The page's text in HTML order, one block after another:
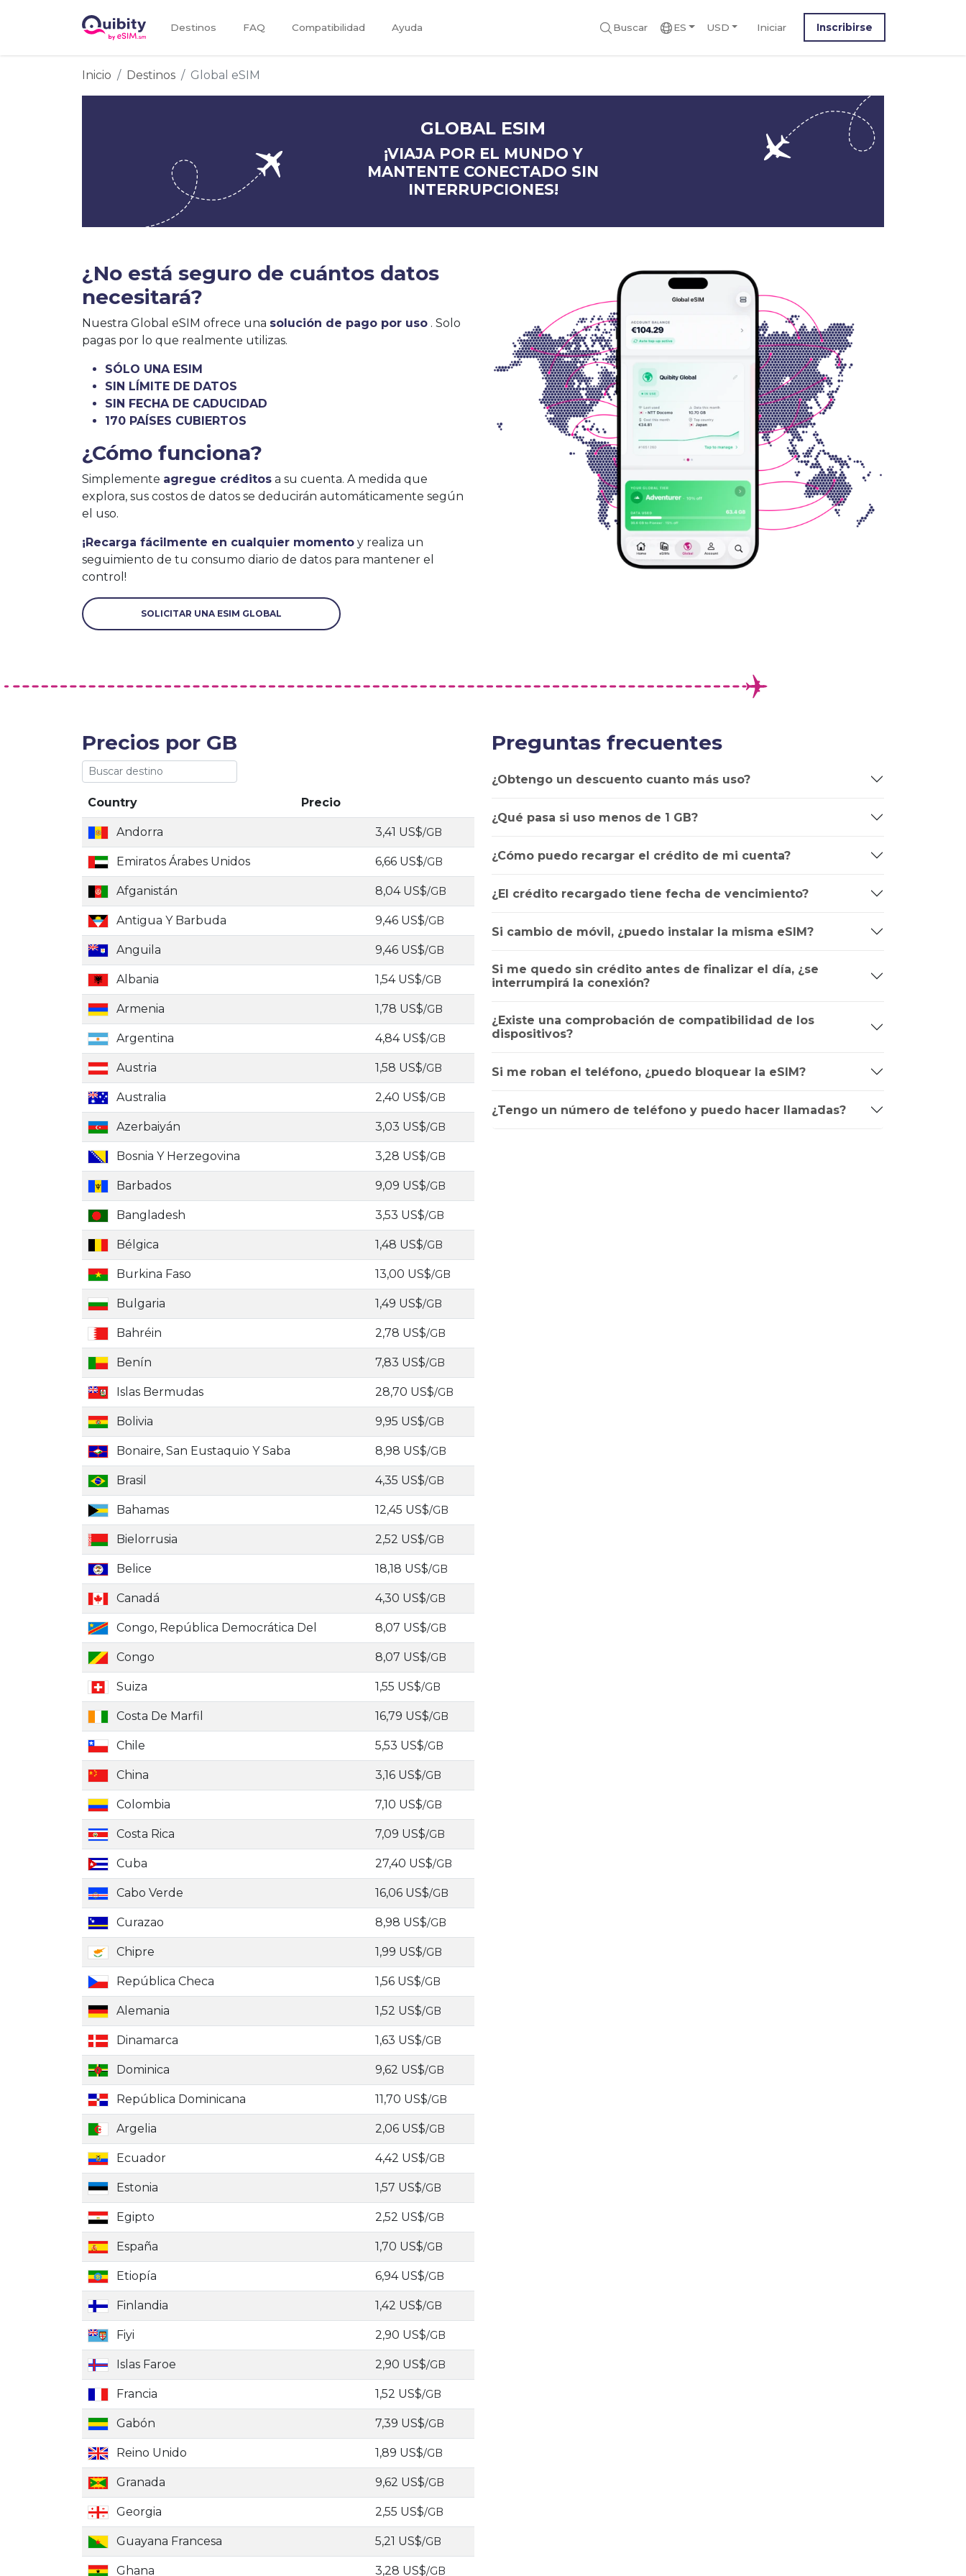
Destinos FAQ Compatibilidad Ayuda Buscar ES USD Iniciar Inscribirse
Inicio Destinos Global eSIM
GLOBAL ESIM
¡VIAJA POR EL MUNDO Y
MANTENTE CONECTADO SIN
INTERRUPCIONES!
¿No está seguro de cuántos datos
necesitará?
Nuestra Global eSIM ofrece una solución de pago por uso . Solo
pagas por lo que realmente utilizas.
SÓLO UNA ESIM
SIN LÍMITE DE DATOS
SIN FECHA DE CADUCIDAD
170 PAÍSES CUBIERTOS
¿Cómo funciona?
Simplemente agregue créditos a su cuenta. A medida que
explora, sus costos de datos se deducirán automáticamente según
el uso.
¡Recarga fácilmente en cualquier momento y realiza un
seguimiento de tu consumo diario de datos para mantener el
control!
SOLICITAR UNA ESIM GLOBAL
Precios por GB
Country Precio
Andorra 3,41 US$/GB
Emiratos Árabes Unidos 6,66 US$/GB
Afganistán 8,04 US$/GB
Antigua Y Barbuda 9,46 US$/GB
Anguila 9,46 US$/GB
Albania 1,54 US$/GB
Armenia 1,78 US$/GB
Argentina 4,84 US$/GB
Austria 1,58 US$/GB
Australia 2,40 US$/GB
Azerbaiyán 3,03 US$/GB
Bosnia Y Herzegovina 3,28 US$/GB
Barbados 9,09 US$/GB
Bangladesh 3,53 US$/GB
Bélgica 1,48 US$/GB
Burkina Faso 13,00 US$/GB
Bulgaria 1,49 US$/GB
Bahréin 2,78 US$/GB
Benín 7,83 US$/GB
Islas Bermudas 28,70 US$/GB
Bolivia 9,95 US$/GB
Bonaire, San Eustaquio Y Saba 8,98 US$/GB
Brasil 4,35 US$/GB
Bahamas 12,45 US$/GB
Bielorrusia 2,52 US$/GB
Belice 18,18 US$/GB
Canadá 4,30 US$/GB
Congo, República Democrática Del 8,07 US$/GB
Congo 8,07 US$/GB
Suiza 1,55 US$/GB
Costa De Marfil 16,79 US$/GB
Chile 5,53 US$/GB
China 3,16 US$/GB
Colombia 7,10 US$/GB
Costa Rica 7,09 US$/GB
Cuba 27,40 US$/GB
Cabo Verde 16,06 US$/GB
Curazao 8,98 US$/GB
Chipre 1,99 US$/GB
República Checa 1,56 US$/GB
Alemania 1,52 US$/GB
Dinamarca 1,63 US$/GB
Dominica 9,62 US$/GB
República Dominicana 11,70 US$/GB
Argelia 2,06 US$/GB
Ecuador 4,42 US$/GB
Estonia 1,57 US$/GB
Egipto 2,52 US$/GB
España 1,70 US$/GB
Etiopía 6,94 US$/GB
Finlandia 1,42 US$/GB
Fiyi 2,90 US$/GB
Islas Faroe 2,90 US$/GB
Francia 1,52 US$/GB
Gabón 7,39 US$/GB
Reino Unido 1,89 US$/GB
Granada 9,62 US$/GB
Georgia 2,55 US$/GB
Guayana Francesa 5,21 US$/GB
Ghana 3,28 US$/GB
Preguntas frecuentes
¿Obtengo un descuento cuanto más uso?
¿Qué pasa si uso menos de 1 GB?
¿Cómo puedo recargar el crédito de mi cuenta?
¿El crédito recargado tiene fecha de vencimiento?
Si cambio de móvil, ¿puedo instalar la misma eSIM?
Si me quedo sin crédito antes de finalizar el día, ¿se
interrumpirá la conexión?
¿Existe una comprobación de compatibilidad de los
dispositivos?
Si me roban el teléfono, ¿puedo bloquear la eSIM?
¿Tengo un número de teléfono y puedo hacer llamadas?